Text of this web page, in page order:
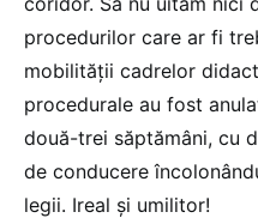
procedurilor care ar fi
mobilității cadrelor
procedurale au fost
două-trei săptămâni, cu
de conducere
legii. Ireal și umilitor!